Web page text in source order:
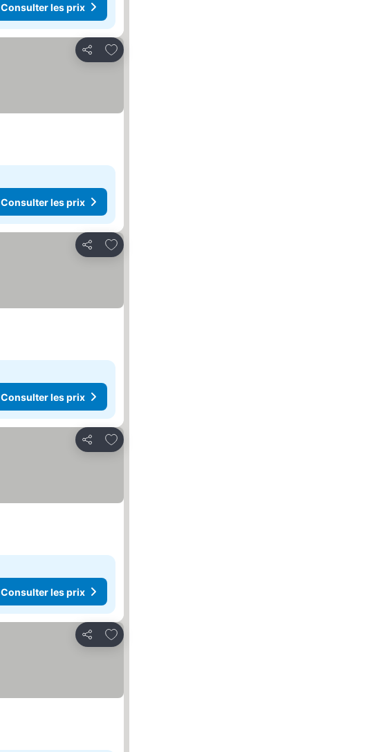
Consulter les prix
Partager
Ajouter à mes favoris
Consulter les prix
Partager
Ajouter à mes favoris
Consulter les prix
Partager
Ajouter à mes favoris
Consulter les prix
Partager
Ajouter à mes favoris